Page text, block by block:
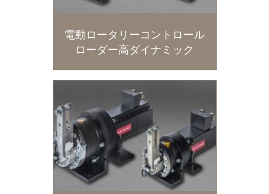
電動ロータリーコントロール
ローダー高ダイナミック